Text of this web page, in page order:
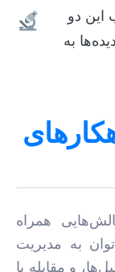
این دو
به
همراه
به مدیریت
و مقابله با